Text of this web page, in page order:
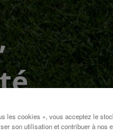
les cookies », vous acceptez le
son utilisation et contribuer à nos